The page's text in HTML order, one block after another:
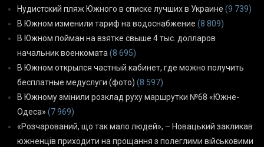
Нудистский пляж Южного в списке лучших в Украине (9 739)
В Южном изменили тариф на водоснабжение (8 809)
В Южном пойман на взятке свыше 4 тыс. долларов
начальник военкомата(8 695)
В Южном открылся частный кабинет, где можно получить
бесплатные медуслуги (фото) (8 597)
В Южному змінили розклад руху маршрутки №68 «Южне-
Одеса» (7 969)
«Розчарований, що так мало людей», – Новацький закликав
южненців приходити на прощання з полеглими військовими